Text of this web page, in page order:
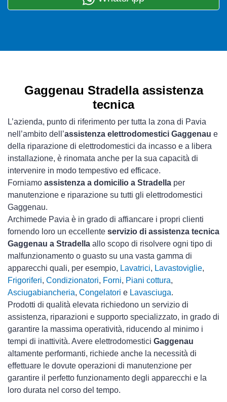
Gaggenau Stradella assistenza
tecnica
L’azienda, punto di riferimento per tutta la zona di Pavia
nell’ambito dell’assistenza elettrodomestici Gaggenau e
della riparazione di elettrodomestici da incasso e a libera
installazione, è rinomata anche per la sua capacità di
intervenire in modo tempestivo ed efficace.
Forniamo assistenza a domicilio a Stradella per
manutenzione e riparazione su tutti gli elettrodomestici
Gaggenau.
Archimede Pavia è in grado di affiancare i propri clienti
fornendo loro un eccellente servizio di assistenza tecnica
Gaggenau a Stradella allo scopo di risolvere ogni tipo di
malfunzionamento o guasto su una vasta gamma di
apparecchi quali, per esempio, Lavatrici, Lavastoviglie,
Frigoriferi, Condizionatori, Forni, Piani cottura,
Asciugabiancheria, Congelatori e Lavasciuga.
Prodotti di qualità elevata richiedono un servizio di
assistenza, riparazioni e supporto specializzato, in grado di
garantire la massima operatività, riducendo al minimo i
tempi di inattività. Avere elettrodomestici Gaggenau
altamente performanti, richiede anche la necessità di
effettuare le dovute operazioni di manutenzione per
garantire il perfetto funzionamento degli apparecchi e la
loro durata nel corso del tempo.